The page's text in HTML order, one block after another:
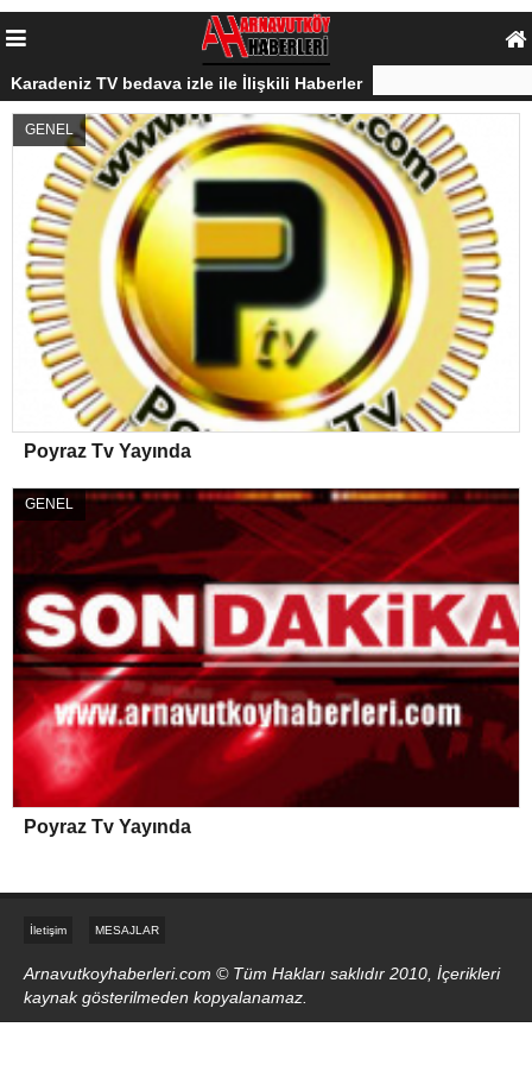
Karadeniz TV bedava izle ile İlişkili Haberler
GENEL
Poyraz Tv Yayında
GENEL
Poyraz Tv Yayında
İletişim MESAJLAR
Arnavutkoyhaberleri.com © Tüm Hakları saklıdır 2010, İçerikleri
kaynak gösterilmeden kopyalanamaz.